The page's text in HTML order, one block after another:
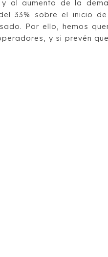
al aumento de la
33% sobre el inicio
Por ello, hemos
y si prevén